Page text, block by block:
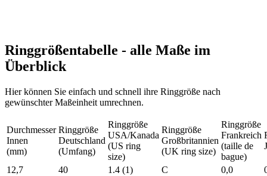
Ringgrößentabelle - alle Maße im
Überblick
Hier können Sie einfach und schnell ihre Ringgröße nach
gewünschter Maßeinheit umrechnen.
Durchmesser
Innen
(mm)
Ringgröße
Deutschland
(Umfang)
Ringgröße
USA/Kanada
(US ring
size)
Ringgröße
Großbritannien
(UK ring size)
Ringgröße
Frankreich
(taille de
bague)
12,7 40 1.4 (1) C 0,0